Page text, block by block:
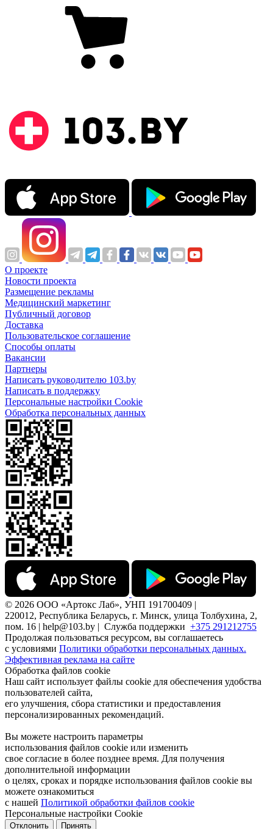
О проекте
Новости проекта
Размещение рекламы
Медицинский маркетинг
Публичный договор
Доставка
Пользовательское соглашение
Способы оплаты
Вакансии
Партнеры
Написать руководителю 103.by
Написать в поддержку
Персональные настройки Cookie
Обработка персональных данных
© 2026 ООО «Артокс Лаб», УНП 191700409 |
220012, Республика Беларусь, г. Минск, улица Толбухина, 2,
пом. 16 | help@103.by | Служба поддержки +375 291212755
Продолжая пользоваться ресурсом, вы соглашаетесь
с условиями Политики обработки персональных данных.
Эффективная реклама на сайте
Обработка файлов cookie
Наш сайт использует файлы cookie для обеспечения удобства
пользователей сайта,
его улучшения, сбора статистики и предоставления
персонализированных рекомендаций.
Вы можете настроить параметры
использования файлов cookie или изменить
свое согласие в более позднее время. Для получения
дополнительной информации
о целях, сроках и порядке использования файлов cookie вы
можете ознакомиться
с нашей Политикой обработки файлов cookie
Персональные настройки Cookie
Отклонить Принять